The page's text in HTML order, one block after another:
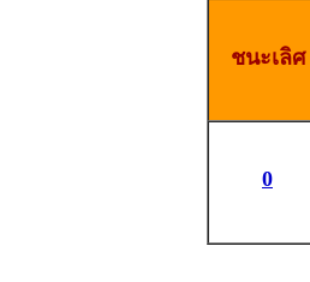
ชนะเลิศ
0